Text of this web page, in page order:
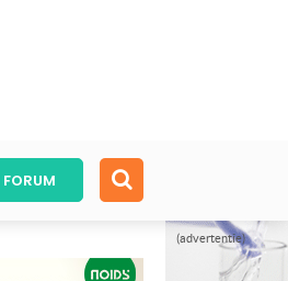
(advertentie)
FORUM